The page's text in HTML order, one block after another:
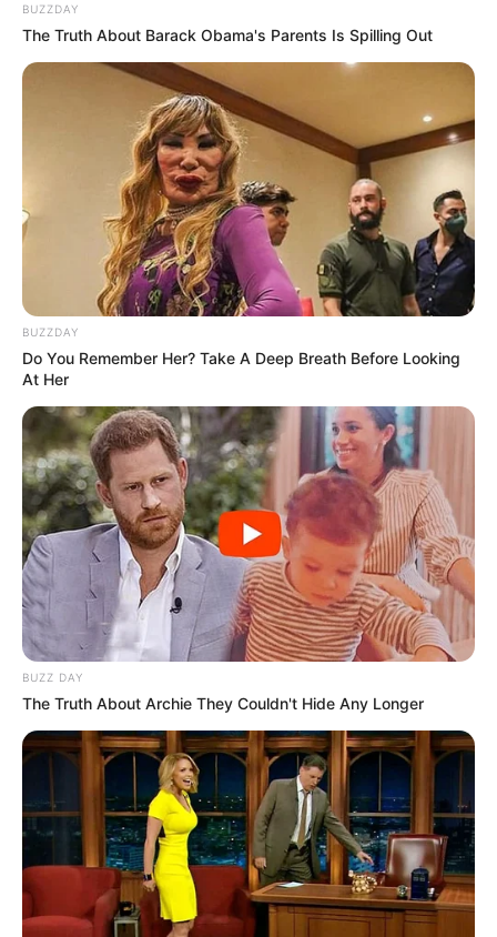
Ambyar! 10 Kalimat Baper
Pakai Bahasa Jawa Ini Bikin
Galau Abis
Fail! 10 Potret Makanan Gagal
Dimasak yang Bikin Kamu
Nggak Selera
10 Pose Manekin Anti
Mainstream yang Konyol
Banget
8 Kata Lucu Seputar Malam
Minggu ala Jomblo yang Bikin
Ngenes
BUZZDAY
The Truth About Barack Obama's Parents Is Spilling Out
BUZZDAY
Do You Remember Her? Take A Deep Breath Before Looking
At Her
BUZZ DAY
The Truth About Archie They Couldn't Hide Any Longer